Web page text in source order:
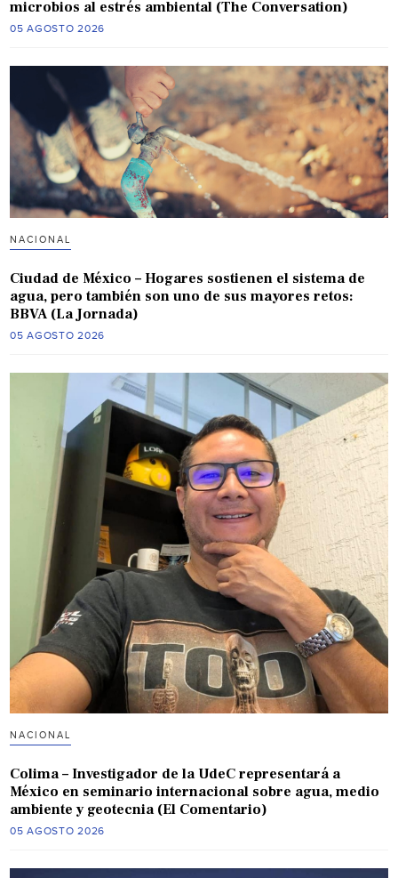
microbios al estrés ambiental (The Conversation)
05 AGOSTO 2026
NACIONAL
Ciudad de México – Hogares sostienen el sistema de
agua, pero también son uno de sus mayores retos:
BBVA (La Jornada)
05 AGOSTO 2026
NACIONAL
Colima – Investigador de la UdeC representará a
México en seminario internacional sobre agua, medio
ambiente y geotecnia (El Comentario)
05 AGOSTO 2026